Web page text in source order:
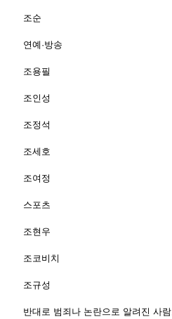
조순
연예·방송
조용필
조인성
조정석
조세호
조여정
스포츠
조현우
조코비치
조규성
반대로 범죄나 논란으로 알려진 사